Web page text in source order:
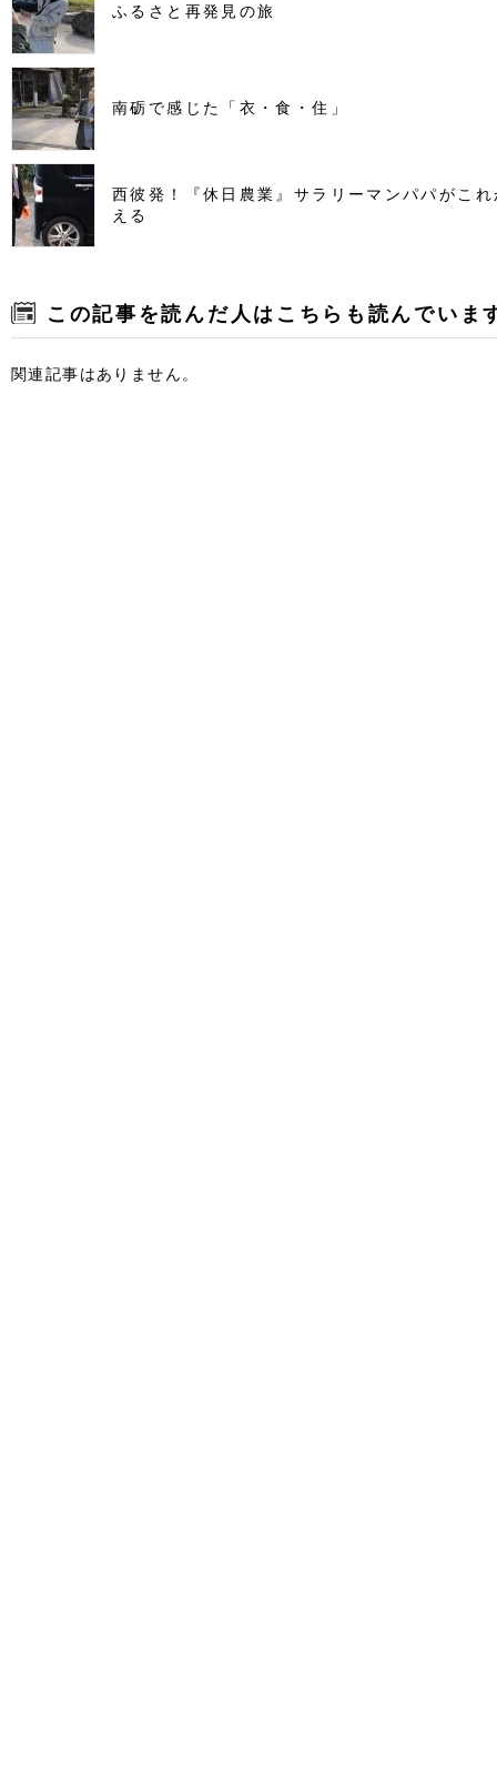
ふるさと再発見の旅
南砺で感じた「衣・食・住」
西彼発！『休日農業』サラリーマンパパがこ
える
この記事を読んだ人はこちらも読んでいま
関連記事はありません。